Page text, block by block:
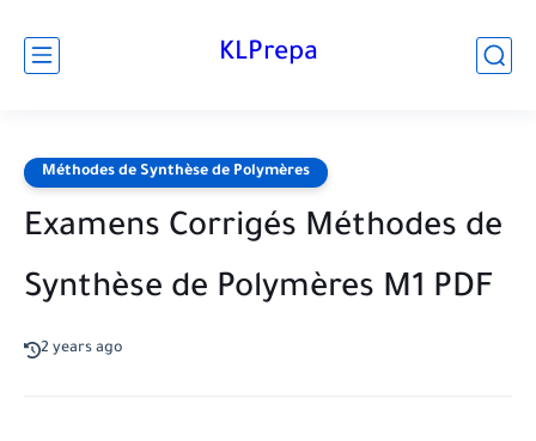
KLPrepa
Méthodes de Synthèse de Polymères
Examens Corrigés Méthodes de
Synthèse de Polymères M1 PDF
2 years ago